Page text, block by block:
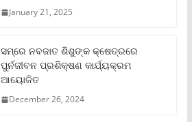
January 21, 2025
ସମ୍‌ରେ ନବଜାତ ଶିଶୁଙ୍କ କ୍ଷେତ୍ରରେ
ପୁର୍ନଜୀବନ ପ୍ରଶିକ୍ଷଣ କାର୍ଯ୍ୟକ୍ରମ
ଆୟୋଜିତ
December 26, 2024